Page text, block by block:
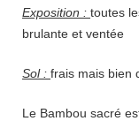
Exposition : toutes
brulante et ventée
Sol : frais mais bien
Le Bambou sacré